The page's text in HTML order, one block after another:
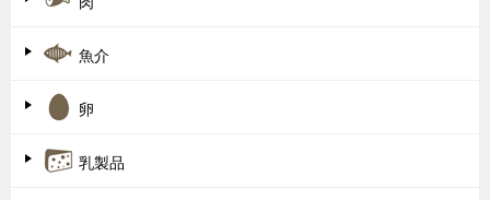
シ
ョ
魚介
卵
乳製品